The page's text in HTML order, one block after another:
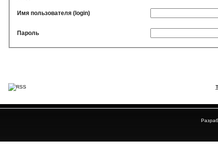
Имя пользователя (login)
Пароль